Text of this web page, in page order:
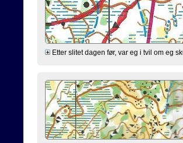
Etter slitet dagen før, var eg i tvil om eg